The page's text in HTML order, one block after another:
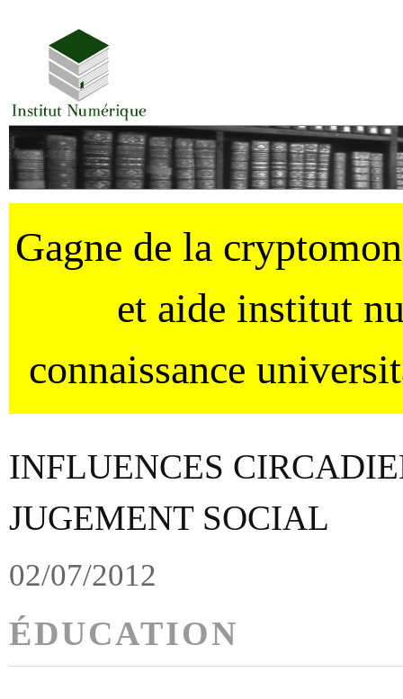
Gagne de la
et aide institut
connaissance
INFLUENCES
JUGEMENT SOCIAL
02/07/2012
ÉDUCATION